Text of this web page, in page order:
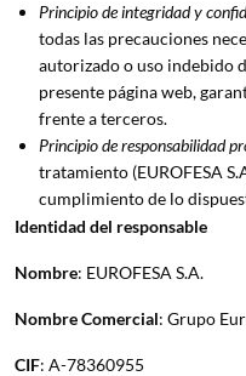
Principio de integridad y
todas las precauciones
autorizado o uso indebido
presente página web,
frente a terceros.
Principio de responsabilidad
tratamiento (EUROFESA
cumplimiento de lo
Identidad del responsable
Nombre: EUROFESA S.A.
Nombre Comercial: Grupo
CIF: A-78360955